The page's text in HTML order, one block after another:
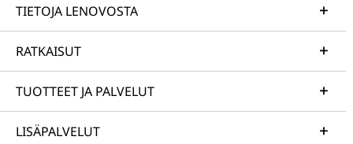
TIETOJA LENOVOSTA
RATKAISUT
TUOTTEET JA PALVELUT
LISÄPALVELUT